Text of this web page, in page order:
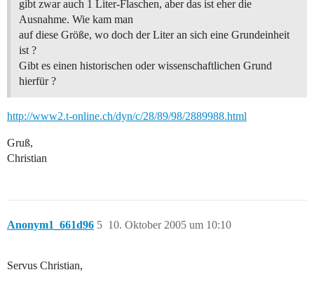
gibt zwar auch 1 Liter-Flaschen, aber das ist eher die
Ausnahme. Wie kam man
auf diese Größe, wo doch der Liter an sich eine Grundeinheit
ist ?
Gibt es einen historischen oder wissenschaftlichen Grund
hierfür ?
http://www2.t-online.ch/dyn/c/28/89/98/2889988.html
Gruß,
Christian
Anonym1_661d96 10. Oktober 2005 um 10:10
5
Servus Christian,